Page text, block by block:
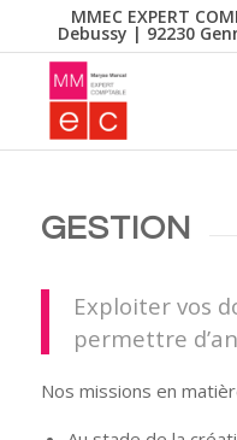
MMEC EXPERT
Debussy | 92230
GESTION
Exploiter vos
permettre
Nos missions en